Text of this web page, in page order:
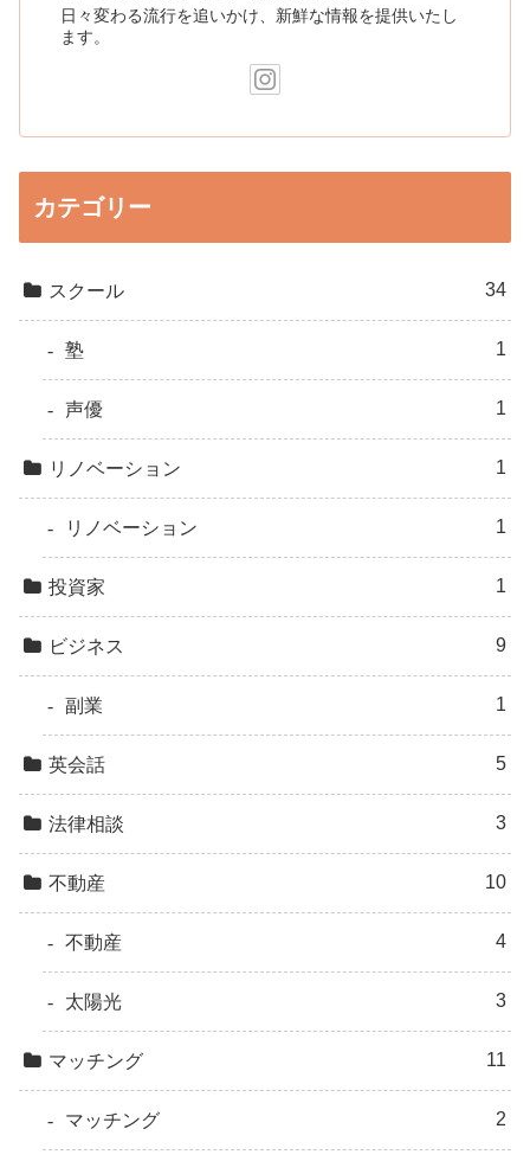
日々変わる流行を追いかけ、新鮮な情報を提供いたし
ます。
カテゴリー
スクール 34
塾 1
声優 1
リノベーション 1
リノベーション 1
投資家 1
ビジネス 9
副業 1
英会話 5
法律相談 3
不動産 10
不動産 4
太陽光 3
マッチング 11
マッチング 2